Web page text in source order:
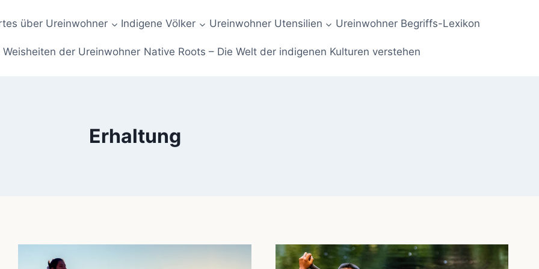
über Ureinwohner Indigene Völker Ureinwohner Utensilien Ureinwohner Begriffs-Lexikon
Weisheiten der Ureinwohner Native Roots – Die Welt der indigenen Kulturen verstehen
Erhaltung